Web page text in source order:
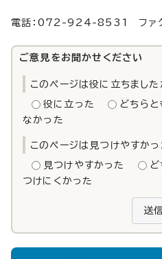
電話：072-924-8531 ファ
ご意見をお聞かせください
このページは役に立ちました
役に立った どちらと
なかった
このページは見つけやすか
見つけやすかった ど
つけにくかった
送